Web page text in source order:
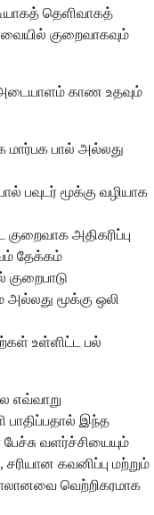
தெளிவாகத்
குறைவாகவும்
அடையாளம் காண உதவும்
மார்பக பால் அல்லது
பவுடர் மூக்கு வழியாக
அதிகரிப்பு
தேக்கம்
அல்லது மூக்கு ஒலி
உள்ளிட்ட பல்
எவ்வாறு
பாதிப்பதால் இந்த
வளர்ச்சியையும்
கவனிப்பு மற்றும்
வெற்றிகரமாக